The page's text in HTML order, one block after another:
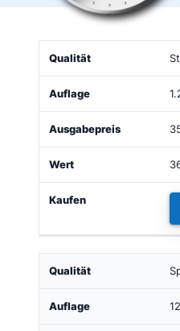
Qualität